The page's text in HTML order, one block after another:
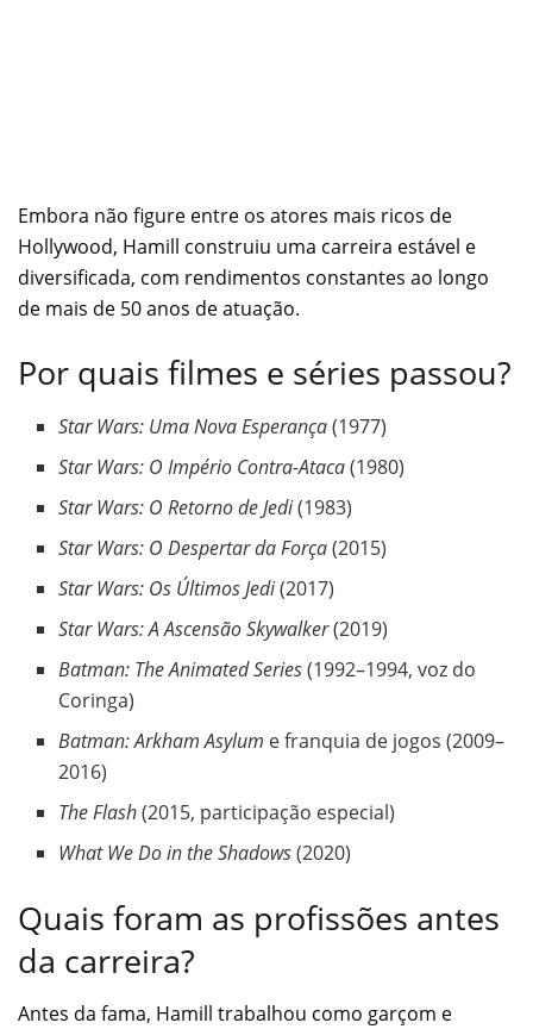
Embora não figure entre os atores mais ricos de
Hollywood, Hamill construiu uma carreira estável e
diversificada, com rendimentos constantes ao longo
de mais de 50 anos de atuação.
Por quais filmes e séries passou?
Star Wars: Uma Nova Esperança(1977)
Star Wars: O Império Contra-Ataca(1980)
Star Wars: O Retorno de Jedi(1983)
Star Wars: O Despertar da Força(2015)
Star Wars: Os Últimos Jedi(2017)
Star Wars: A Ascensão Skywalker(2019)
Batman: The Animated Series(1992–1994, voz do
Coringa)
Batman: Arkham Asylum e franquia de jogos (2009–
2016)
The Flash(2015, participação especial)
What We Do in the Shadows(2020)
Quais foram as profissões antes
da carreira?
Antes da fama, Hamill trabalhou como garçom e